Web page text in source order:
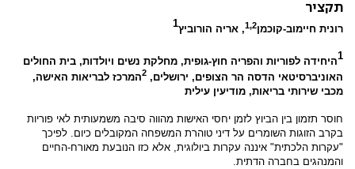
תקציר
רונית חיימוב-קוכמן1,2, אריה הורוביץ1
1היחידה לפוריות והפריה חוץ-גופית, מחלקת נשים ויולדות, בית החולים
האוניברסיטאי הדסה הר הצופים, ירושלים, 2המרכז לבריאות האישה,
מכבי שירותי בריאות, מודיעין עילית
חוסר תזמון בין הביוץ לזמן יחסי האישות מהווה סיבה משמעותית לאי פוריות
בקרב הזוגות השומרים על דיני טוהרת המשפחה המקובלים כיום. לפיכך
"עקרות הלכתית" איננה עקרות ביולוגית, אלא כזו הנובעת מאורח-החיים
והמנהגים בחברה הדתית.